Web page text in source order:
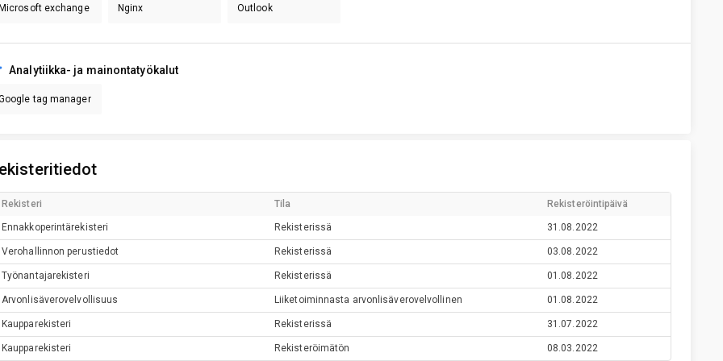
exchange Nginx Outlook
Analytiikka- ja mainontatyökalut
tag manager
Rekisteri Tila Rekisteröintipäivä
Ennakkoperintärekisteri Rekisterissä 31.08.2022
Verohallinnon perustiedot Rekisterissä 03.08.2022
Työnantajarekisteri Rekisterissä 01.08.2022
Arvonlisäverovelvollisuus Liiketoiminnasta arvonlisäverovelvollinen 01.08.2022
Kaupparekisteri Rekisterissä 31.07.2022
Kaupparekisteri Rekisteröimätön 08.03.2022